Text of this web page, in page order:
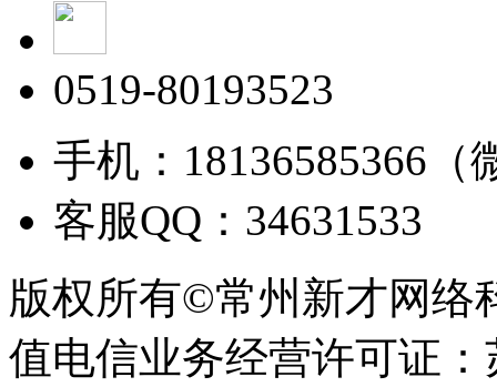
0519-80193523
手机：18136585366（
客服QQ：34631533
版权所有©常州新才网络
值电信业务经营许可证